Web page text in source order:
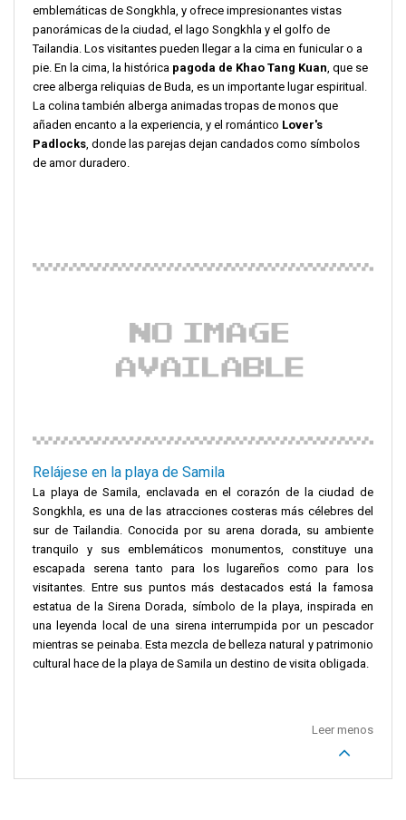
emblemáticas de Songkhla, y ofrece impresionantes vistas
panorámicas de la ciudad, el lago Songkhla y el golfo de
Tailandia. Los visitantes pueden llegar a la cima en funicular o a
pie. En la cima, la histórica pagoda de Khao Tang Kuan, que se
cree alberga reliquias de Buda, es un importante lugar espiritual.
La colina también alberga animadas tropas de monos que
añaden encanto a la experiencia, y el romántico Lover's
Padlocks, donde las parejas dejan candados como símbolos
de amor duradero.
Relájese en la playa de Samila
La playa de Samila, enclavada en el corazón de la ciudad de
Songkhla, es una de las atracciones costeras más célebres del
sur de Tailandia. Conocida por su arena dorada, su ambiente
tranquilo y sus emblemáticos monumentos, constituye una
escapada serena tanto para los lugareños como para los
visitantes. Entre sus puntos más destacados está la famosa
estatua de la Sirena Dorada, símbolo de la playa, inspirada en
una leyenda local de una sirena interrumpida por un pescador
mientras se peinaba. Esta mezcla de belleza natural y patrimonio
cultural hace de la playa de Samila un destino de visita obligada.
Leer menos